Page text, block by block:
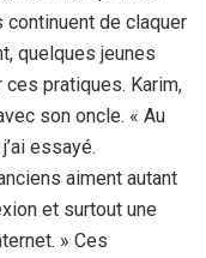
de claquer
quelques jeunes
pratiques. Karim,
son oncle. « Au
essayé.
aiment autant
et surtout une
» Ces